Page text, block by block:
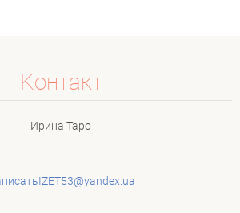
Koнтакт
Ирина Таро